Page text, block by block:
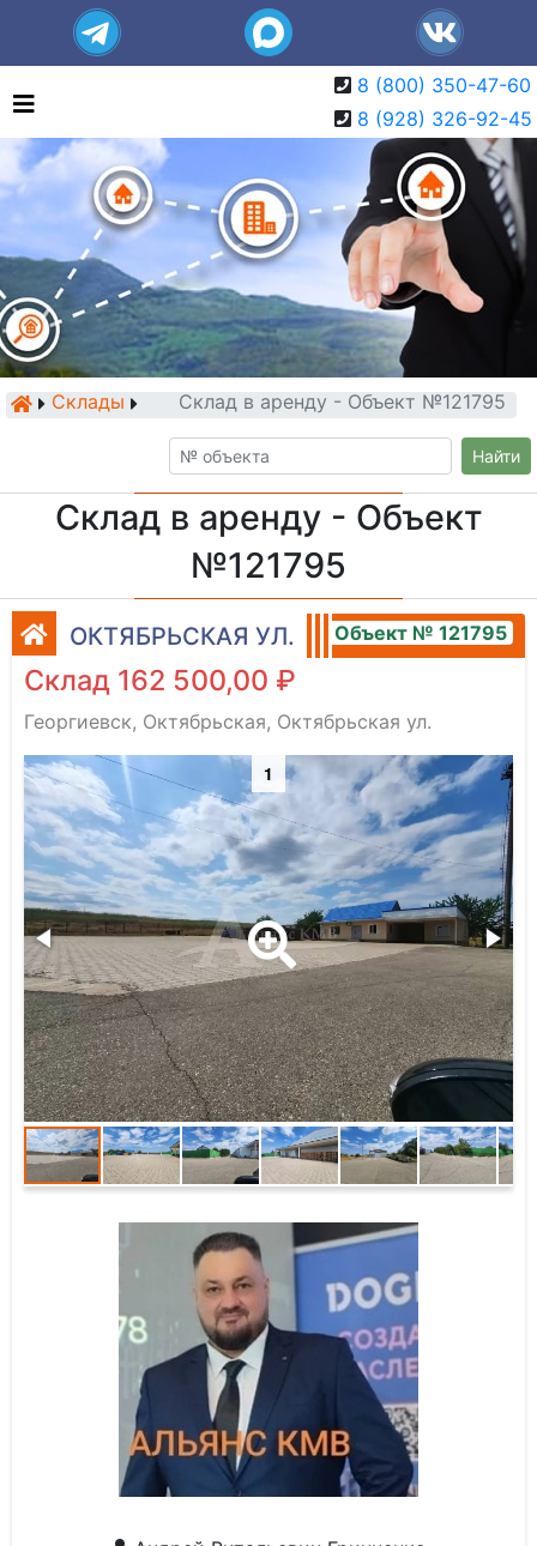
8 (800) 350-47-60
8 (928) 326-92-45
Склады Склад в аренду - Объект №121795
Найти
Склад в аренду - Объект
№121795
ОКТЯБРЬСКАЯ УЛ. Объект № 121795
Склад 162 500,00 ₽
Георгиевск, Октябрьская, Октябрьская ул.
1